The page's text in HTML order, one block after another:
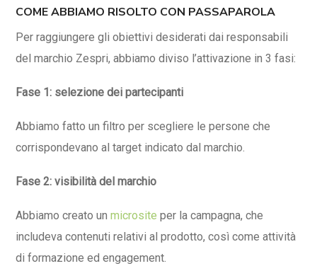
COME ABBIAMO RISOLTO CON PASSAPAROLA
Per raggiungere gli obiettivi desiderati dai responsabili
del marchio Zespri, abbiamo diviso l’attivazione in 3 fasi:
Fase 1: selezione dei partecipanti
Abbiamo fatto un filtro per scegliere le persone che
corrispondevano al target indicato dal marchio.
Fase 2: visibilità del marchio
Abbiamo creato unmicrosite per la campagna, che
includeva contenuti relativi al prodotto, così come attività
di formazione ed engagement.